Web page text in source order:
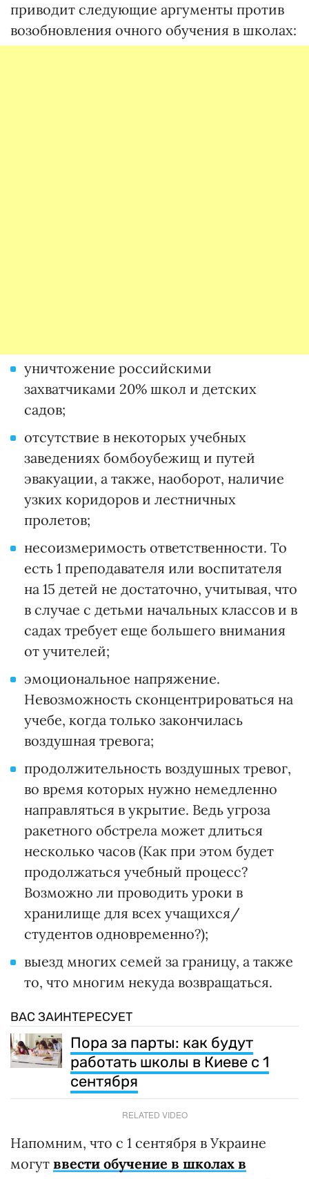
приводит следующие аргументы против
возобновления очного обучения в школах:
уничтожение российскими
захватчиками 20% школ и детских
садов;
отсутствие в некоторых учебных
заведениях бомбоубежищ и путей
эвакуации, а также, наоборот, наличие
узких коридоров и лестничных
пролетов;
несоизмеримость ответственности. То
есть 1 преподавателя или воспитателя
на 15 детей не достаточно, учитывая, что
в случае с детьми начальных классов и в
садах требует еще большего внимания
от учителей;
эмоциональное напряжение.
Невозможность сконцентрироваться на
учебе, когда только закончилась
воздушная тревога;
продолжительность воздушных тревог,
во время которых нужно немедленно
направляться в укрытие. Ведь угроза
ракетного обстрела может длиться
несколько часов (Как при этом будет
продолжаться учебный процесс?
Возможно ли проводить уроки в
хранилище для всех учащихся/
студентов одновременно?);
выезд многих семей за границу, а также
то, что многим некуда возвращаться.
ВАС ЗАИНТЕРЕСУЕТ
Пора за парты: как будут
работать школы в Киеве с 1
сентября
RELATED VIDEO
Напомним, что с 1 сентября в Украине
могут ввести обучение в школах в